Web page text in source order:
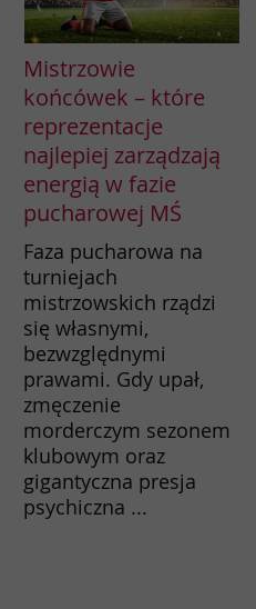
Mistrzowie
końcówek – które
reprezentacje
najlepiej zarządzają
energią w fazie
pucharowej MŚ
Faza pucharowa na
turniejach
mistrzowskich rządzi
się własnymi,
bezwzględnymi
prawami. Gdy upał,
zmęczenie
morderczym sezonem
klubowym oraz
gigantyczna presja
psychiczna ...